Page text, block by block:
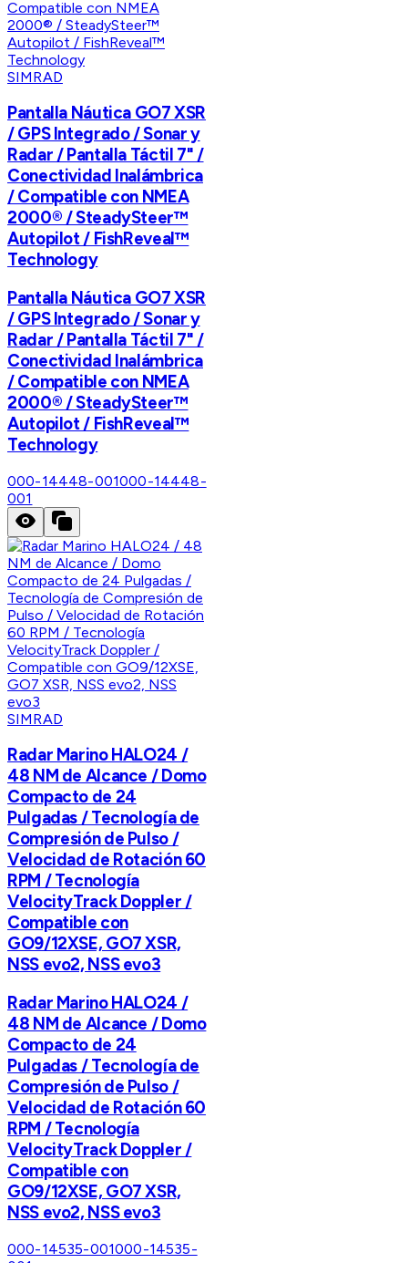
SIMRAD
Pantalla Náutica GO7 XSR
/ GPS Integrado / Sonar y
Radar / Pantalla Táctil 7" /
Conectividad Inalámbrica
/ Compatible con NMEA
2000® / SteadySteer™
Autopilot / FishReveal™
Technology
Pantalla Náutica GO7 XSR
/ GPS Integrado / Sonar y
Radar / Pantalla Táctil 7" /
Conectividad Inalámbrica
/ Compatible con NMEA
2000® / SteadySteer™
Autopilot / FishReveal™
Technology
000-14448-001000-14448-
001
SIMRAD
Radar Marino HALO24 /
48 NM de Alcance / Domo
Compacto de 24
Pulgadas / Tecnología de
Compresión de Pulso /
Velocidad de Rotación 60
RPM / Tecnología
VelocityTrack Doppler /
Compatible con
GO9/12XSE, GO7 XSR,
NSS evo2, NSS evo3
Radar Marino HALO24 /
48 NM de Alcance / Domo
Compacto de 24
Pulgadas / Tecnología de
Compresión de Pulso /
Velocidad de Rotación 60
RPM / Tecnología
VelocityTrack Doppler /
Compatible con
GO9/12XSE, GO7 XSR,
NSS evo2, NSS evo3
000-14535-001000-14535-